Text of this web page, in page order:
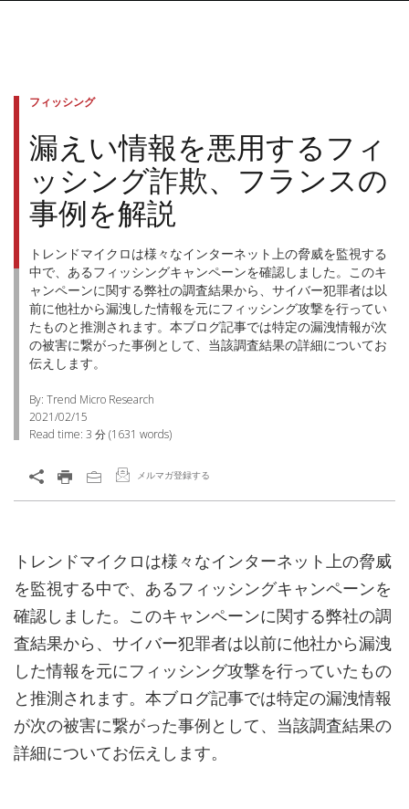
フィッシング
漏えい情報を悪用するフィ
ッシング詐欺、フランスの
事例を解説
トレンドマイクロは様々なインターネット上の脅威を監視する
中で、あるフィッシングキャンペーンを確認しました。このキ
ャンペーンに関する弊社の調査結果から、サイバー犯罪者は以
前に他社から漏洩した情報を元にフィッシング攻撃を行ってい
たものと推測されます。本ブログ記事では特定の漏洩情報が次
の被害に繋がった事例として、当該調査結果の詳細についてお
伝えします。
By: Trend Micro Research
2021/02/15
Read time: 3 分(1631 words)
メルマガ登録する
トレンドマイクロは様々なインターネット上の脅威
を監視する中で、あるフィッシングキャンペーンを
確認しました。このキャンペーンに関する弊社の調
査結果から、サイバー犯罪者は以前に他社から漏洩
した情報を元にフィッシング攻撃を行っていたもの
と推測されます。本ブログ記事では特定の漏洩情報
が次の被害に繋がった事例として、当該調査結果の
詳細についてお伝えします。